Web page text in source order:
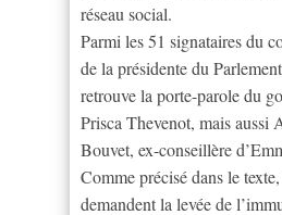
réseau social.
Parmi les 51 signataires du
de la présidente du
retrouve la porte-parole du
Prisca Thevenot, mais aussi
Bouvet, ex-conseillère
Comme précisé dans le
demandent la levée de